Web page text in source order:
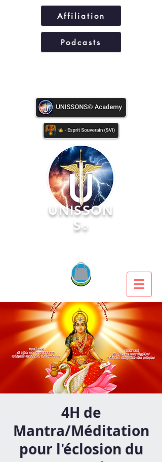
Affiliation
Podcasts
UNISSON
S©
4H de
Mantra/Méditation
pour l'éclosion du